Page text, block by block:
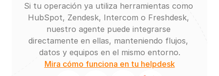
Si tu operación ya utiliza herramientas como
HubSpot, Zendesk, Intercom o Freshdesk,
nuestro agente puede integrarse
directamente en ellas, manteniendo flujos,
datos y equipos en el mismo entorno.
Mira cómo funciona en tu helpdesk